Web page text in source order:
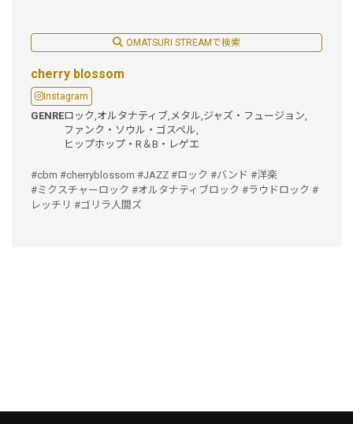
OMATSURI STREAMで検索
cherry blossom
Instagram
GENREロック, オルタナティブ, メタル, ジャズ・フュージョン,
ファンク・ソウル・ゴスペル,
ヒップホップ・R＆B・レゲエ
#cbm #cherryblossom #JAZZ #ロック #バンド #洋楽
#ミクスチャーロック #オルタナティブロック #ラウドロック #
レッチリ #ゴリラ人間ズ